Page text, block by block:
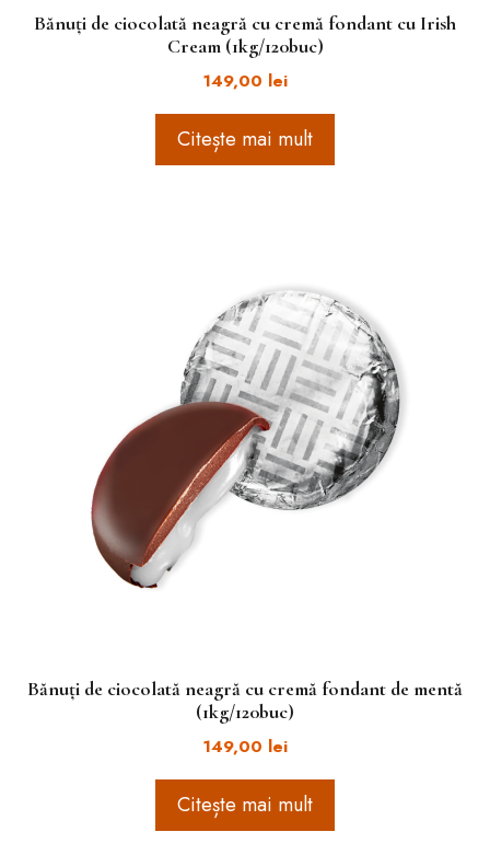
Bănuți de ciocolată neagră cu cremă fondant cu Irish
Cream (1kg/120buc)
149,00 lei
Citește mai mult
Bănuți de ciocolată neagră cu cremă fondant de mentă
(1kg/120buc)
149,00 lei
Citește mai mult